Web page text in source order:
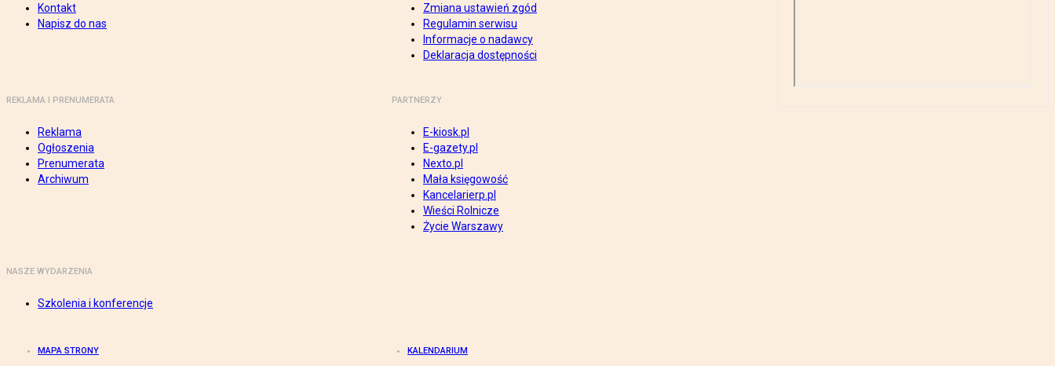
Kontakt
Napisz do nas
Zmiana ustawień zgód
Regulamin serwisu
Informacje o nadawcy
Deklaracja dostępności
REKLAMA I PRENUMERATA
Reklama
Ogłoszenia
Prenumerata
Archiwum
PARTNERZY
E-kiosk.pl
E-gazety.pl
Nexto.pl
Mała księgowość
Kancelarierp.pl
Wieści Rolnicze
Życie Warszawy
NASZE WYDARZENIA
Szkolenia i konferencje
MAPA STRONY KALENDARIUM